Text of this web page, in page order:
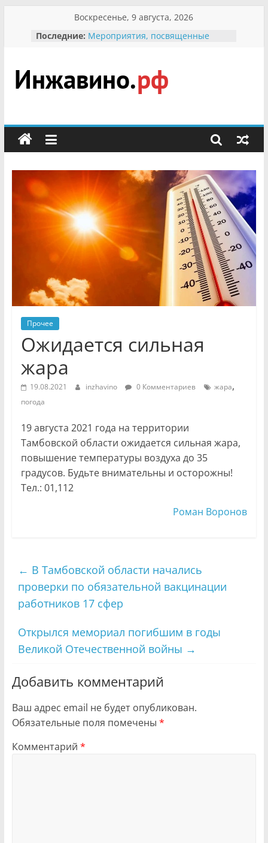
содержимому
Воскресенье, 9 августа, 2026
Последние: Мероприятия, посвященные
гражданин Инжавинского округа»
участнице Великой
Отечественной, фронтовичке
Безопасность в сети Интернет
мероприятии «Сохраним
первоцветы!»
В вольере Воронинского
заповедника родились крапчатые
суслики
Инжавино.рф
сельский
портал
Прочее
Ожидается сильная
жара
19.08.2021 inzhavino 0 Комментариев жара,
погода
19 августа 2021 года на территории
Тамбовской области ожидается сильная жара,
повышение температуры воздуха до 35
градусов. Будьте внимательны и осторожны!
Тел.: 01,112
Роман Воронов
← В Тамбовской области начались
проверки по обязательной вакцинации
работников 17 сфер
Открылся мемориал погибшим в годы
Великой Отечественной войны →
Добавить комментарий
Ваш адрес email не будет опубликован.
Обязательные поля помечены *
Комментарий *